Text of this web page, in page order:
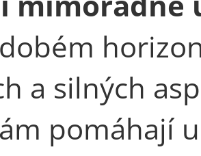
a silných
pomáhají